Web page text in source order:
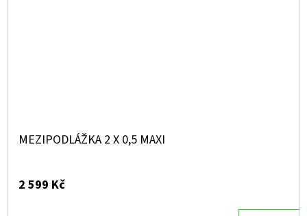
MEZIPODLÁŽKA 2 X 0,5 MAXI
2 599 Kč